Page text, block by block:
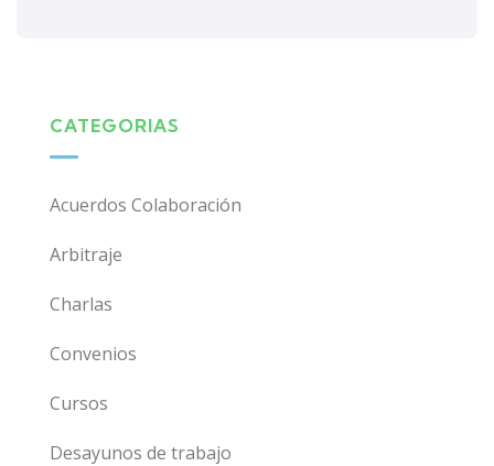
CATEGORIAS
Acuerdos Colaboración
Arbitraje
Charlas
Convenios
Cursos
Desayunos de trabajo